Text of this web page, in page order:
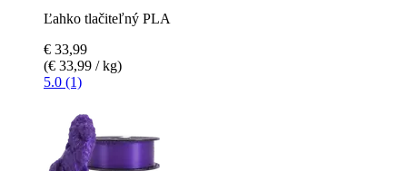
Ľahko tlačiteľný PLA
€ 33,99
(€ 33,99 / kg)
5.0 (1)